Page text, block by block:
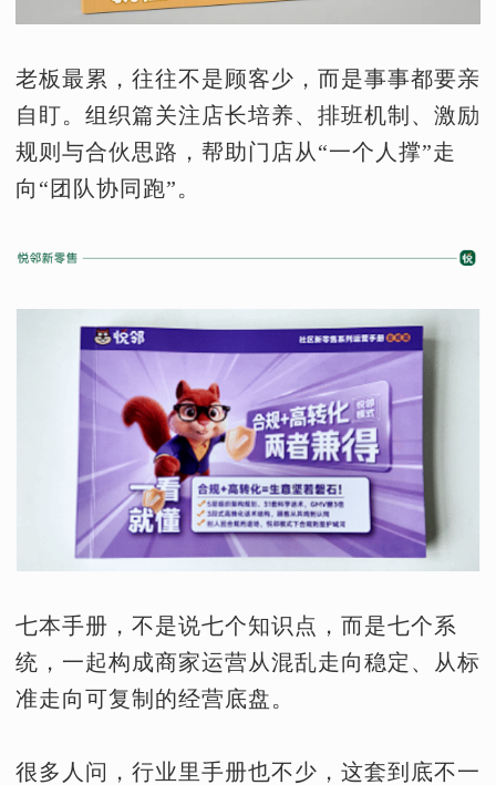
老板最累，往往不是顾客少，而是事事都要亲
自盯。组织篇关注店长培养、排班机制、激励
规则与合伙思路，帮助门店从“一个人撑”走
向“团队协同跑”。
七本手册，不是说七个知识点，而是七个系
统，一起构成商家运营从混乱走向稳定、从标
准走向可复制的经营底盘。
很多人问，行业里手册也不少，这套到底不一